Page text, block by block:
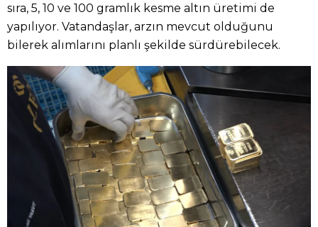
sıra, 5, 10 ve 100 gramlık kesme altın üretimi de
yapılıyor. Vatandaşlar, arzın mevcut olduğunu
bilerek alımlarını planlı şekilde sürdürebilecek.